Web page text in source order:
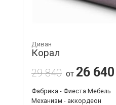
Диван
Корал
29 840 от 26 640
Фабрика - Фиеста Мебель
Механизм - аккордеон